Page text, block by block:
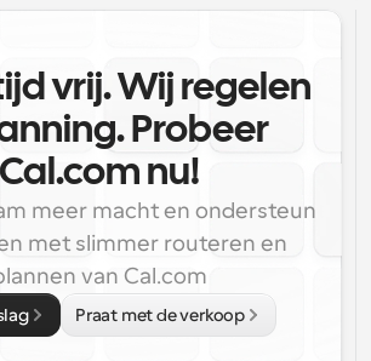
vrij. Wij regelen
Probeer
Cal.com nu!
meer macht en ondersteun
met slimmer routeren en
van Cal.com
Praat met de verkoop